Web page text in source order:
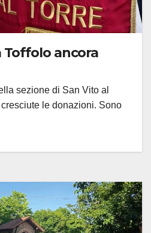
Toffolo ancora
sezione di San Vito al
le donazioni. Sono